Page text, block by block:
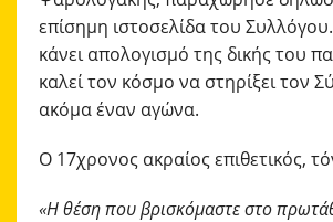
επίσημη ιστοσελίδα του
κάνει απολογισμό της δικής του
καλεί τον κόσμο να στηρίξει τον
ακόμα έναν αγώνα.
Ο 17χρονος ακραίος επιθετικός,
«Η θέση που βρισκόμαστε στο